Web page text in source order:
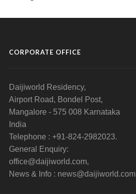
CORPORATE OFFICE
Daijiworld Residency,
Airport Road, Bondel Post,
Mangalore - 575 008 Karnataka
India
Telephone : +91-824-2982023.
General Enquiry:
office@daijiworld.com,
News & Info : news@daijiworld.com